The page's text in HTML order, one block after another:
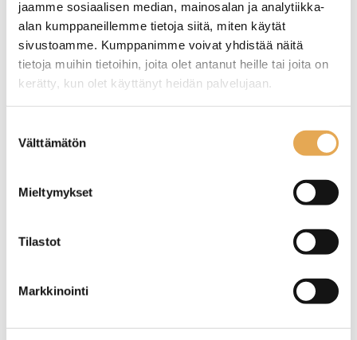
jaamme sosiaalisen median, mainosalan ja analytiikka-
alan kumppaneillemme tietoja siitä, miten käytät
sivustoamme. Kumppanimme voivat yhdistää näitä
tietoja muihin tietoihin, joita olet antanut heille tai joita on
kerätty, kun olet käyttänyt heidän palvelujaan.
valinta
Välttämätön
Mieltymykset
Tilastot
Markkinointi
GN 2/3 - 65mm RST
rei′itetty
GN-Astian kansi RST
Materiaali RST
Materiaali RST